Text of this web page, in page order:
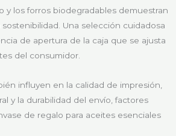
y los forros biodegradables demuestran
Una selección cuidadosa
de apertura de la caja que se ajusta
del consumidor.
influyen en la calidad de impresión,
y la durabilidad del envío, factores
de regalo para aceites esenciales